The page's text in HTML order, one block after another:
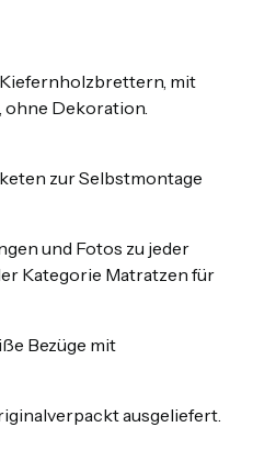
mit
ohne Dekoration.
zur Selbstmontage
und Fotos zu jeder
Kategorie Matratzen für
Bezüge mit
ausgeliefert.